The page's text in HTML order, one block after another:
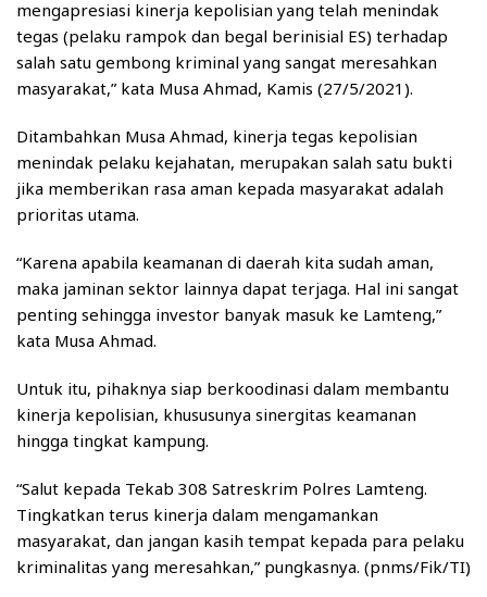
mengapresiasi kinerja kepolisian yang telah menindak
tegas (pelaku rampok dan begal berinisial ES) terhadap
salah satu gembong kriminal yang sangat meresahkan
masyarakat,” kata Musa Ahmad, Kamis (27/5/2021).
Ditambahkan Musa Ahmad, kinerja tegas kepolisian
menindak pelaku kejahatan, merupakan salah satu bukti
jika memberikan rasa aman kepada masyarakat adalah
prioritas utama.
“Karena apabila keamanan di daerah kita sudah aman,
maka jaminan sektor lainnya dapat terjaga. Hal ini sangat
penting sehingga investor banyak masuk ke Lamteng,”
kata Musa Ahmad.
Untuk itu, pihaknya siap berkoodinasi dalam membantu
kinerja kepolisian, khususunya sinergitas keamanan
hingga tingkat kampung.
“Salut kepada Tekab 308 Satreskrim Polres Lamteng.
Tingkatkan terus kinerja dalam mengamankan
masyarakat, dan jangan kasih tempat kepada para pelaku
kriminalitas yang meresahkan,” pungkasnya. (pnms/Fik/TI)